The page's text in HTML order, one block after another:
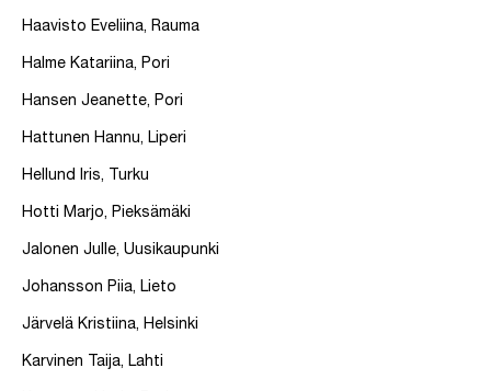
Haavisto Eveliina, Rauma
Halme Katariina, Pori
Hansen Jeanette, Pori
Hattunen Hannu, Liperi
Hellund Iris, Turku
Hotti Marjo, Pieksämäki
Jalonen Julle, Uusikaupunki
Johansson Piia, Lieto
Järvelä Kristiina, Helsinki
Karvinen Taija, Lahti